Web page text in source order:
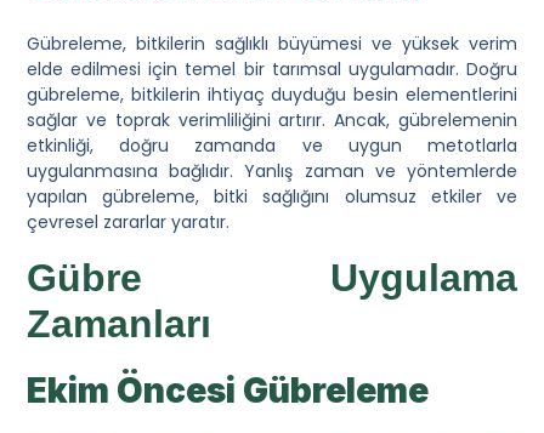
Gübreleme, bitkilerin sağlıklı büyümesi ve yüksek verim
elde edilmesi için temel bir tarımsal uygulamadır. Doğru
gübreleme, bitkilerin ihtiyaç duyduğu besin elementlerini
sağlar ve toprak verimliliğini artırır. Ancak, gübrelemenin
etkinliği, doğru zamanda ve uygun metotlarla
uygulanmasına bağlıdır. Yanlış zaman ve yöntemlerde
yapılan gübreleme, bitki sağlığını olumsuz etkiler ve
çevresel zararlar yaratır.
Gübre Uygulama
Zamanları
Ekim Öncesi Gübreleme